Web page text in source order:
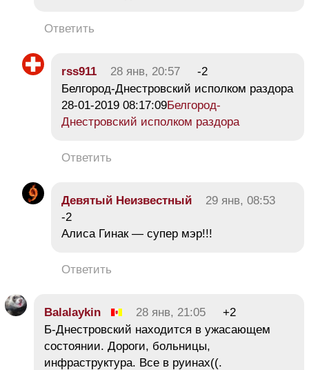
Ответить
rss911 28 янв, 20:57
-2
Белгород-Днестровский исполком раздора
28-01-2019 08:17:09Белгород-
Днестровский исполком раздора
Ответить
Девятый Неизвестный
29 янв, 08:53
-2
Алиса Гинак — супер мэр!!!
Ответить
Balalaykin 28 янв, 21:05
+2
Б-Днестровский находится в ужасающем
состоянии. Дороги, больницы,
инфраструктура. Все в руинах((.